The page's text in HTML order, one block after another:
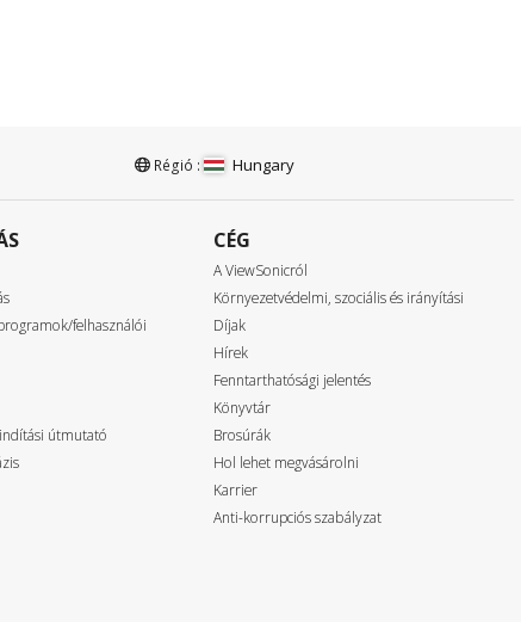
Régió : Hungary
felhasználói
útmutató
CÉG
A ViewSonicról
Környezetvédelmi, szociális és irányítási
Díjak
Hírek
Fenntarthatósági jelentés
Könyvtár
Brosúrák
Hol lehet megvásárolni
Karrier
Anti-korrupciós szabályzat